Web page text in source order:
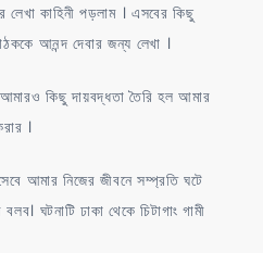
কাহিনী পড়লাম । এসবের কিছু
আনন্দ দেবার জন্য লেখা ।
কিছু দায়বদ্ধতা তৈরি হল আমার
।
আমার নিজের জীবনে সম্প্রতি ঘটে
ঘটনাটি ঢাকা থেকে চিটাগাং গামী